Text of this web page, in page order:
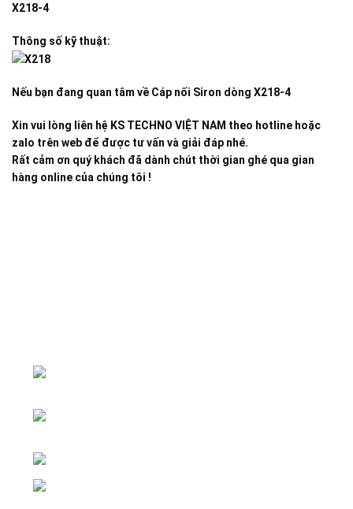
X218-4
Thông số kỹ thuật:
Nếu bạn đang quan tâm về Cáp nối Siron dòng X218-4
Xin vui lòng liên hệ KS TECHNO VIỆT NAM theo hotline hoặc
zalo trên web để được tư vấn và giải đáp nhé.
Rất cảm ơn quý khách đã dành chút thời gian ghé qua gian
hàng online của chúng tôi !